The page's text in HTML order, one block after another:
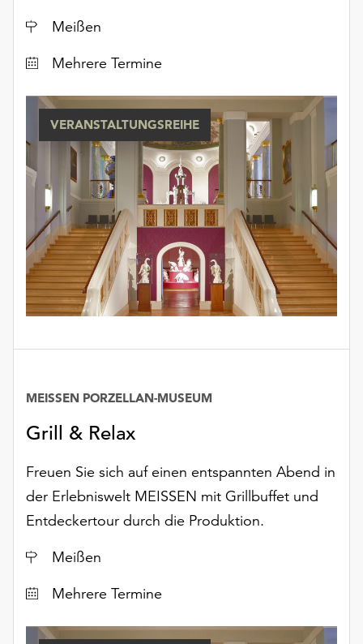
Ort
Meißen
DatumMehrere Termine
VERANSTALTUNGSREIHE
Grill & Relax
MEISSEN PORZELLAN-MUSEUM
Freuen Sie sich auf einen entspannten Abend in
der Erlebniswelt MEISSEN mit Grillbuffet und
Entdeckertour durch die Produktion.
Ort
Meißen
DatumMehrere Termine